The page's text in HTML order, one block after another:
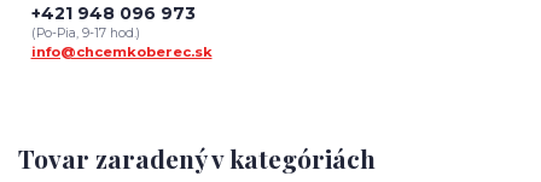
Tovar zaradený v kategóriách
+421 948 096 973
(Po-Pia, 9-17 hod.)
info@chcemkoberec.sk